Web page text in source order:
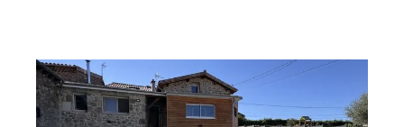
ARDOIX 07
114,59 m2, 6 pièces
Ref : 5261